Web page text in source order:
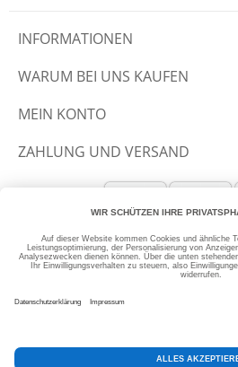
INFORMATIONEN
WARUM BEI UNS KAUFEN
MEIN KONTO
ZAHLUNG UND VERSAND